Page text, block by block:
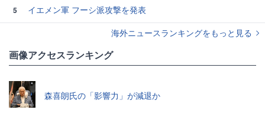
5
イエメン軍 フーシ派攻撃を発表
海外ニュースランキングをもっと見る
画像アクセスランキング
森喜朗氏の「影響力」が減退か